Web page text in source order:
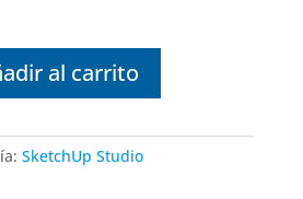
al carrito
SketchUp Studio